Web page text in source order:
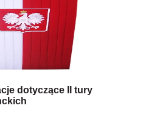
dotyczące II tury